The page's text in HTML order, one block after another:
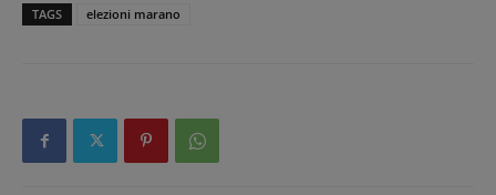
TAGS elezioni marano